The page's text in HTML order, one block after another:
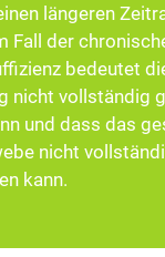
längeren
Fall der
bedeutet
nicht vollständig
und dass das
nicht
kann.